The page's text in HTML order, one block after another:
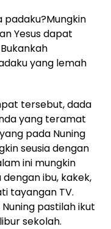
padaku?Mungkin
Yesus dapat
yang lemah
tersebut, dada
yang teramat
pada Nuning
seusia dengan
ini mungkin
ibu, kakek,
tayangan TV.
pastilah ikut
sekolah.